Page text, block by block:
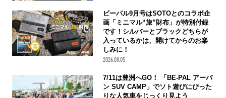
ビーパル9月号はSOTOとのコラボ企
画「ミニマル“旅”財布」が特別付録
です！シルバーとブラックどちらが
入っているかは、開けてからのお楽
しみに！
2026.08.05
7/11は豊洲へGO！ 「BE-PAL アーバ
ン SUV CAMP」でソト遊びにぴった
りな人気車をじっくり見よう